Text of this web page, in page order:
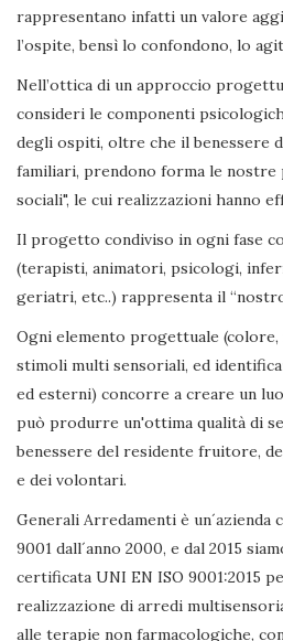
rappresentano infatti un valore
l’ospite, bensì lo confondono, lo
Nell’ottica di un approccio
consideri le componenti
degli ospiti, oltre che il benessere
familiari, prendono forma le
sociali", le cui realizzazioni hanno
Il progetto condiviso in ogni fase
(terapisti, animatori, psicologi,
geriatri, etc..) rappresenta il
Ogni elemento progettuale (colore,
stimoli multi sensoriali, ed
ed esterni) concorre a creare un
può produrre un'ottima qualità di
benessere del residente fruitore,
e dei volontari.
Generali Arredamenti è un´azienda
9001 dall´anno 2000, e dal 2015
certificata UNI EN ISO 9001:2015
realizzazione di arredi
alle terapie non farmacologiche,